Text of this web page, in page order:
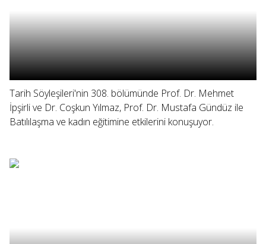
Tarih Söyleşileri'nin 308. bölümünde Prof. Dr. Mehmet
İpşirli ve Dr. Coşkun Yılmaz, Prof. Dr. Mustafa Gündüz ile
Batılılaşma ve kadın eğitimine etkilerini konuşuyor.